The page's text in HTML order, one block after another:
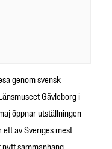
genom svensk
Gävleborg i
öppnar utställningen
ett av Sveriges mest